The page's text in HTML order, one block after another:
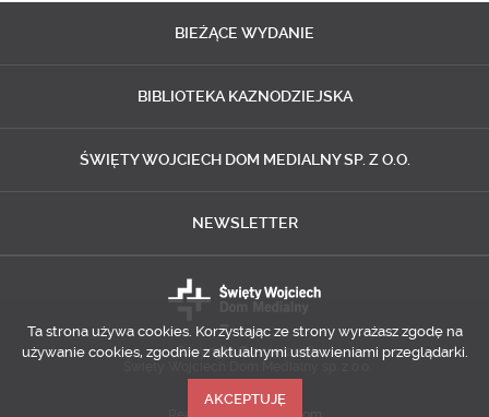
BIEŻĄCE WYDANIE
BIBLIOTEKA KAZNODZIEJSKA
ŚWIĘTY WOJCIECH DOM MEDIALNY SP. Z O.O.
NEWSLETTER
Copyright © 2014-2018
Ta strona używa cookies. Korzystając ze strony wyrażasz zgodę na
używanie cookies, zgodnie z aktualnymi ustawieniami przeglądarki.
AKCEPTUJĘ